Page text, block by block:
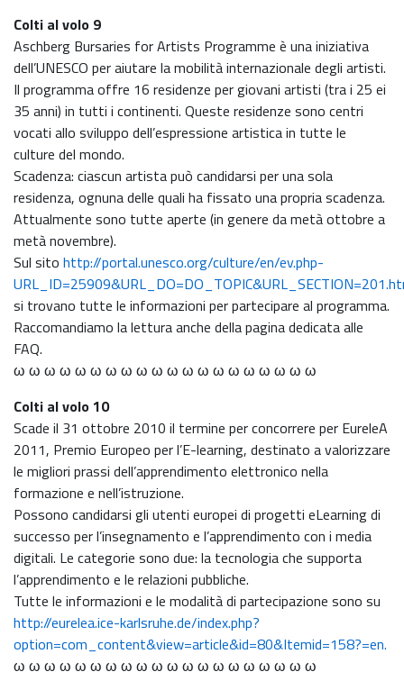
Colti al volo 9
Aschberg Bursaries for Artists Programme è una iniziativa
dell’UNESCO per aiutare la mobilità internazionale degli artisti.
Il programma offre 16 residenze per giovani artisti (tra i 25 ei
35 anni) in tutti i continenti. Queste residenze sono centri
vocati allo sviluppo dell’espressione artistica in tutte le
culture del mondo.
Scadenza: ciascun artista può candidarsi per una sola
residenza, ognuna delle quali ha fissato una propria scadenza.
Attualmente sono tutte aperte (in genere da metà ottobre a
metà novembre).
Sul sito http://portal.unesco.org/culture/en/ev.php-
si trovano tutte le informazioni per partecipare al programma.
Raccomandiamo la lettura anche della pagina dedicata alle
FAQ.
ω ω ω ω ω ω ω ω ω ω ω ω ω ω ω ω ω ω ω ω
Colti al volo 10
Scade il 31 ottobre 2010 il termine per concorrere per EureleA
2011, Premio Europeo per l’E-learning, destinato a valorizzare
le migliori prassi dell’apprendimento elettronico nella
formazione e nell’istruzione.
Possono candidarsi gli utenti europei di progetti eLearning di
successo per l’insegnamento e l’apprendimento con i media
digitali. Le categorie sono due: la tecnologia che supporta
l’apprendimento e le relazioni pubbliche.
Tutte le informazioni e le modalità di partecipazione sono su
http://eurelea.ice-karlsruhe.de/index.php?
option=com_content&view=article&id=80&Itemid=158?=en.
ω ω ω ω ω ω ω ω ω ω ω ω ω ω ω ω ω ω ω ω